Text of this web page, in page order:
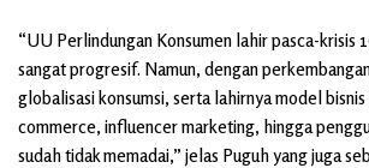
“UU Perlindungan Konsumen lahir pasca-krisis
sangat progresif. Namun, dengan
globalisasi konsumsi, serta lahirnya model
commerce, influencer marketing, hingga
sudah tidak memadai,” jelas Puguh yang juga